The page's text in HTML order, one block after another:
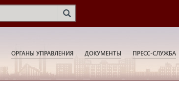
ОРГАНЫ УПРАВЛЕНИЯ ДОКУМЕНТЫ ПРЕСС-СЛУЖБА